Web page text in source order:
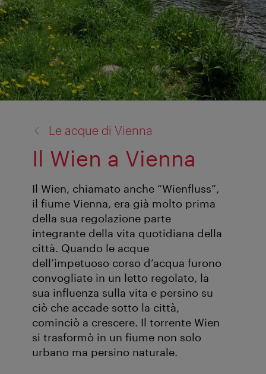
Le acque di Vienna
Il Wien a Vienna
Il Wien, chiamato anche “Wienfluss”,
il fiume Vienna, era già molto prima
della sua regolazione parte
integrante della vita quotidiana della
città. Quando le acque
dell’impetuoso corso d’acqua furono
convogliate in un letto regolato, la
sua influenza sulla vita e persino su
ciò che accade sotto la città,
cominciò a crescere. Il torrente Wien
si trasformò in un fiume non solo
urbano ma persino naturale.